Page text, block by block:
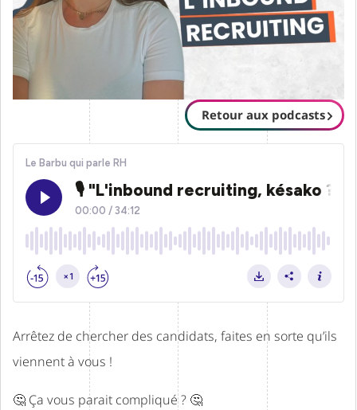
Arrêtez de chercher des candidats, faites en sorte qu’ils
viennent à vous !
🤔 Ça vous parait compliqué ? 🤔
Retour aux podcasts